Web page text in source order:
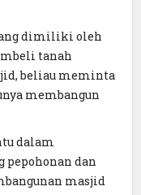
dimiliki oleh
tanah
beliau meminta
membangun
dalam
pepohonan dan
masjid